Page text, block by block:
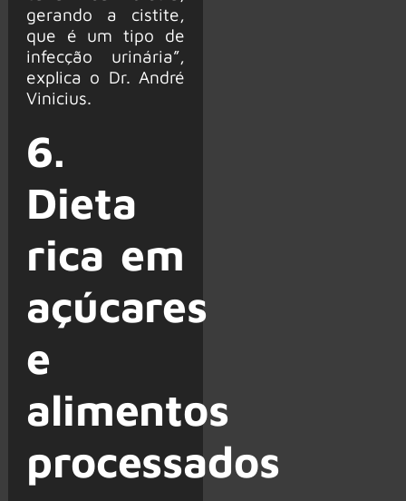
gerando a cistite,
que é um tipo de
infecção urinária”,
explica o Dr. André
Vinicius.
6.
Dieta
rica em
açúcares
e
alimentos
processados